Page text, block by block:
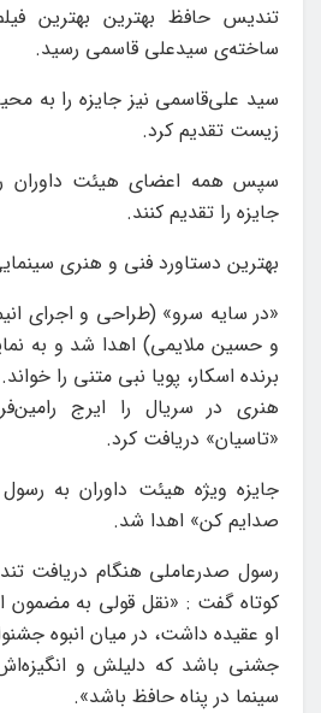
تندیس حافظ بهترین بهترین
ساخته‌ی سیدعلی قاسمی رسید.
سید علی‌قاسمی نیز جایزه را به
زیست تقدیم کرد.
سپس همه اعضای هیئت داوران
جایزه را تقدیم کنند.
بهترین دستاورد فنی و هنری
«در سایه سرو» (طراحی و اجرای
و حسین ملایمی) اهدا شد و به
برنده اسکار، پویا نبی متنی را
هنری در سریال را ایرج
«تاسیان» دریافت کرد.
جایزه ویژه هیئت داوران به
صدایم کن» اهدا شد.
رسول صدرعاملی هنگام دریافت
کوتاه گفت : «نقل قولی به مضمون
او عقیده داشت، در میان انبوه
جشنی باشد که دلیلش و
سینما در پناه حافظ باشد».